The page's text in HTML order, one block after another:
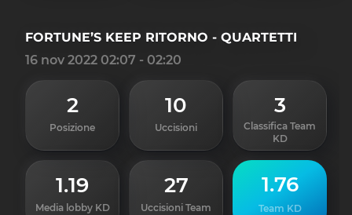
2
Posizione
10
Uccisioni
3
Classifica Team
KD
1.19
Media lobby KD
27
Uccisioni Team
1.76
Team KD
FORTUNE’S KEEP RITORNO - QUARTETTI
16 nov 2022 02:07 - 02:20